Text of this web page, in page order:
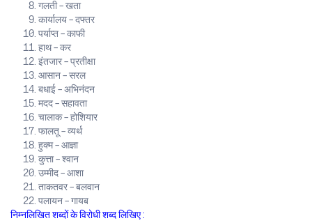
गलती – खता
कार्यालय – दफ्तर
पर्याप्त – काफी
हाथ – कर
इंतजार – प्रतीक्षा
आसान – सरल
बधाई – अभिनंदन
मदद – सहावता
चालाक – होशियार
फालतू – व्यर्थ
हुक्म – आज्ञा
कुत्ता – श्वान
उम्मीद – आशा
ताकतवर – बलवान
पलायन – गायब
निम्नलिखित शब्दों के विरोधी शब्द लिखिए :